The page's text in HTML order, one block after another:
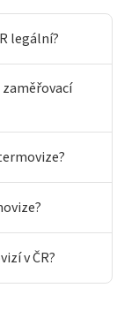
legální?
v ČR?